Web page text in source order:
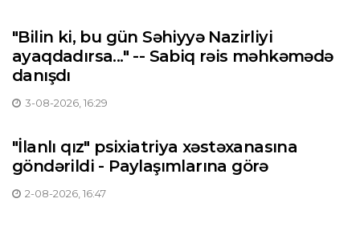
"Bilin ki, bu gün Səhiyyə Nazirliyi
ayaqdadırsa..." -- Sabiq rəis məhkəmədə
danışdı
3-08-2026, 16:29
"İlanlı qız" psixiatriya xəstəxanasına
göndərildi - Paylaşımlarına görə
2-08-2026, 16:47